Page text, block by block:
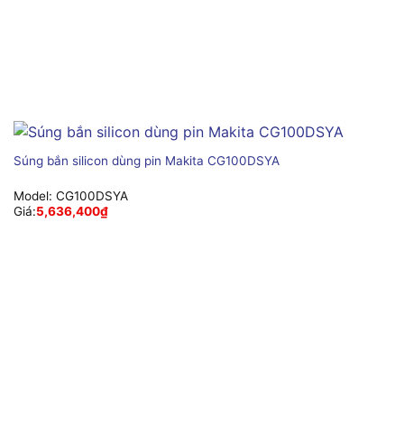
Súng bắn silicon dùng pin Makita CG100DSYA
Model: CG100DSYA
Giá:5,636,400₫